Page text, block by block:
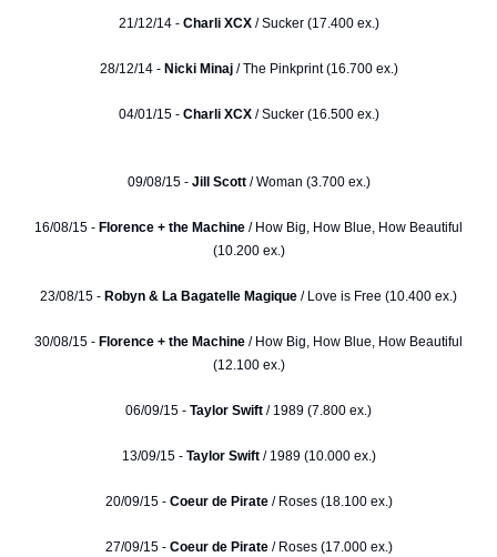
21/12/14 - Charli XCX/ Sucker (17.400 ex.)
28/12/14 -Nicki Minaj/ The Pinkprint (16.700 ex.)
04/01/15 - Charli XCX/ Sucker (16.500 ex.)
09/08/15 - Jill Scott / Woman (3.700 ex.)
16/08/15 - Florence + the Machine / How Big, How Blue, How Beautiful
(10.200 ex.)
23/08/15 - Robyn & La Bagatelle Magique / Love is Free (10.400 ex.)
30/08/15 - Florence + the Machine / How Big, How Blue, How Beautiful
(12.100 ex.)
06/09/15 - Taylor Swift / 1989 (7.800 ex.)
13/09/15 - Taylor Swift / 1989 (10.000 ex.)
20/09/15 - Coeur de Pirate/ Roses (18.100 ex.)
27/09/15 - Coeur de Pirate/ Roses (17.000 ex.)